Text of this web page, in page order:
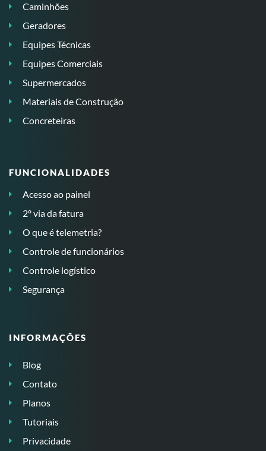
Caminhões
Geradores
Equipes Técnicas
Equipes Comerciais
Supermercados
Materiais de Construção
Concreteiras
FUNCIONALIDADES
Acesso ao painel
2º via da fatura
O que é telemetria?
Controle de funcionários
Controle logístico
Segurança
INFORMAÇÕES
Blog
Contato
Planos
Tutoriais
Privacidade